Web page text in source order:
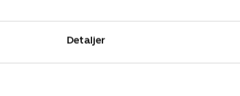
Detaljermellem Norge og Frankrig.